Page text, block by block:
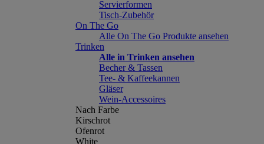
Servierformen
Tisch-Zubehör
On The Go
Alle On The Go Produkte ansehen
Trinken
Alle in Trinken ansehen
Becher & Tassen
Tee- & Kaffeekannen
Gläser
Wein-Accessoires
Nach Farbe
Kirschrot
Ofenrot
White